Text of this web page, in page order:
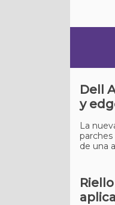
Dell
y
La
de una